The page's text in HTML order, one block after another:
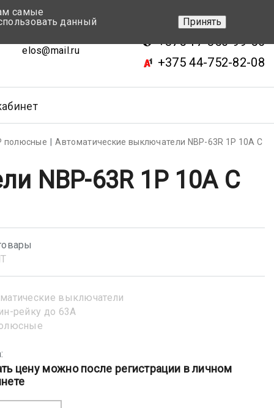
elos@mail.ru
+375 17-343-46-70
+375 17-350-99-56
+375 44-752-82-08
полюсные
Автоматические выключатели NBP-63R 1P 10A С
NBP-63R 1P 10A С
выключатели
рейку до 63А
цену можно после регистрации в личном
самые
данный
Принять